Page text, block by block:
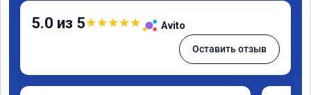
5.0 из 5★★★★★ Avito
Оставить отзыв